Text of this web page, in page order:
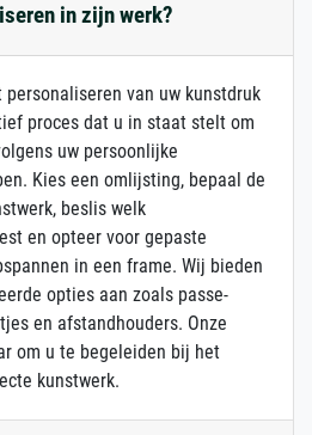
in zijn werk?
van uw kunstdruk
proces dat u in staat stelt om
uw persoonlijke
Kies een omlijsting, bepaal de
beslis welk
en opteer voor gepaste
in een frame. Wij bieden
opties aan zoals passe-
en afstandhouders. Onze
om u te begeleiden bij het
kunstwerk.